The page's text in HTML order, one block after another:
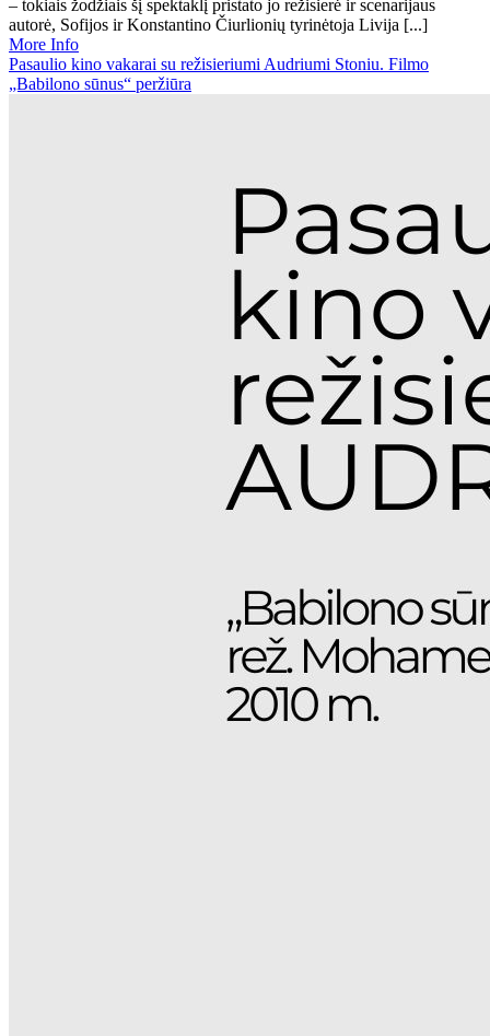
– tokiais žodžiais šį spektaklį pristato jo režisierė ir scenarijaus
autorė, Sofijos ir Konstantino Čiurlionių tyrinėtoja Livija [...]
More Info
Pasaulio kino vakarai su režisieriumi Audriumi Stoniu. Filmo
„Babilono sūnus“ peržiūra